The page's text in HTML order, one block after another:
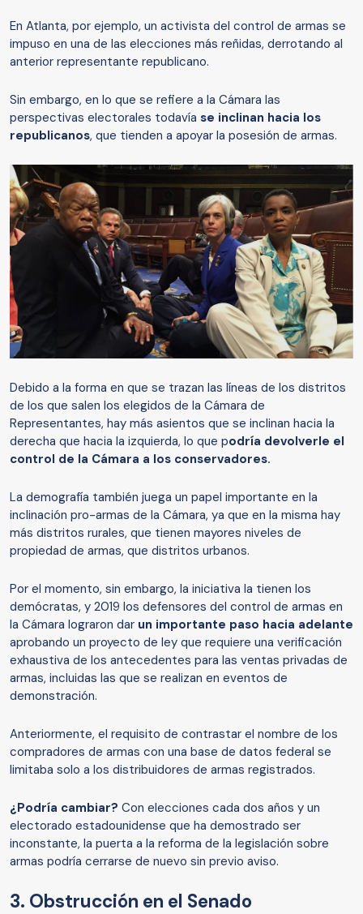
En Atlanta, por ejemplo, un activista del control de armas se
impuso en una de las elecciones más reñidas, derrotando al
anterior representante republicano.
Sin embargo, en lo que se refiere a la Cámara las
perspectivas electorales todavía se inclinan hacia los
republicanos, que tienden a apoyar la posesión de armas.
Debido a la forma en que se trazan las líneas de los distritos
de los que salen los elegidos de la Cámara de
Representantes, hay más asientos que se inclinan hacia la
derecha que hacia la izquierda, lo que podría devolverle el
control de la Cámara a los conservadores.
La demografía también juega un papel importante en la
inclinación pro-armas de la Cámara, ya que en la misma hay
más distritos rurales, que tienen mayores niveles de
propiedad de armas, que distritos urbanos.
Por el momento, sin embargo, la iniciativa la tienen los
demócratas, y 2019 los defensores del control de armas en
la Cámara lograron dar un importante paso hacia adelante
aprobando un proyecto de ley que requiere una verificación
exhaustiva de los antecedentes para las ventas privadas de
armas, incluidas las que se realizan en eventos de
demonstración.
Anteriormente, el requisito de contrastar el nombre de los
compradores de armas con una base de datos federal se
limitaba solo a los distribuidores de armas registrados.
¿Podría cambiar? Con elecciones cada dos años y un
electorado estadounidense que ha demostrado ser
inconstante, la puerta a la reforma de la legislación sobre
armas podría cerrarse de nuevo sin previo aviso.
3. Obstrucción en el Senado